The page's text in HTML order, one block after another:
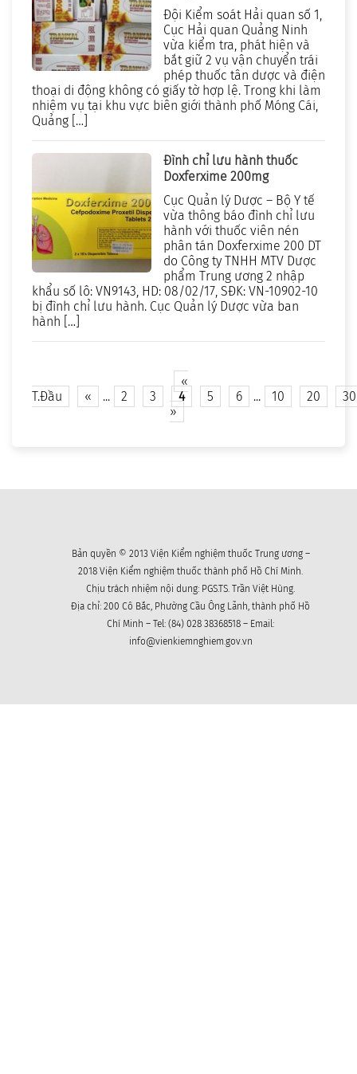
Đội Kiểm soát Hải quan số 1,
Cục Hải quan Quảng Ninh
vừa kiểm tra, phát hiện và
bắt giữ 2 vụ vận chuyển trái
phép thuốc tân dược và điện
thoại di động không có giấy tờ hợp lệ. Trong khi làm
nhiệm vụ tại khu vực biên giới thành phố Móng Cái,
Quảng […]
Đình chỉ lưu hành thuốc
Doxferxime 200mg
Cục Quản lý Dược – Bộ Y tế
vừa thông báo đình chỉ lưu
hành với thuốc viên nén
phân tán Doxferxime 200 DT
do Công ty TNHH MTV Dược
phẩm Trung ương 2 nhập
khẩu số lô: VN9143, HD: 08/02/17, SĐK: VN-10902-10
bị đình chỉ lưu hành. Cục Quản lý Dược vừa ban
hành […]
«
T.Đầu
« ... 2 3 4 5 6 ... 10 20
30
»
Bản quyền © 2013 Viện Kiểm nghiệm thuốc Trung ương –
2018 Viện Kiểm nghiệm thuốc thành phố Hồ Chí Minh.
Chịu trách nhiệm nội dung: PGS.TS. Trần Việt Hùng.
Địa chỉ: 200 Cô Bắc, Phường Cầu Ông Lãnh, thành phố Hồ
Chí Minh – Tel: (84) 028 38368518 – Email:
info@vienkiemnghiem.gov.vn